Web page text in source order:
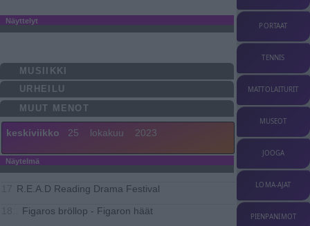
Näyttelyt
MUSIIKKI
URHEILU
MUUT MENOT
keskiviikko 25 lokakuu 2023
Näytelmä
R.E.A.D Reading Drama Festival
Figaros bröllop - Figaron häät
PORTAAT
TENNIS
MATTOLAITURIT
MUSEOT
JOOGA
LOMA-AJAT
PIENPANIMOT